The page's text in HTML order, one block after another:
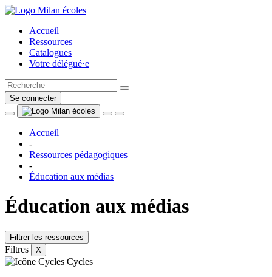
Accueil
Ressources
Catalogues
Votre délégué·e
Se connecter
Accueil
-
Ressources pédagogiques
-
Éducation aux médias
Éducation aux médias
Filtrer les ressources
Filtres X
Cycles